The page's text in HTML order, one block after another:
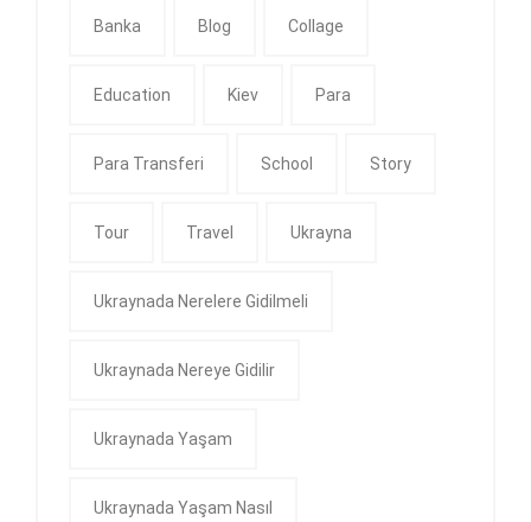
Banka Blog Collage
Education Kiev Para
Para Transferi School Story
Tour Travel Ukrayna
Ukraynada Nerelere Gidilmeli
Ukraynada Nereye Gidilir
Ukraynada Yaşam
Ukraynada Yaşam Nasıl